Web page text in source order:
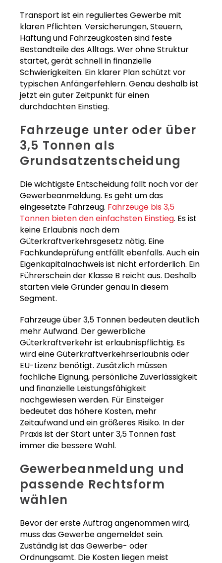
Transport ist ein reguliertes Gewerbe mit
klaren Pflichten. Versicherungen, Steuern,
Haftung und Fahrzeugkosten sind feste
Bestandteile des Alltags. Wer ohne Struktur
startet, gerät schnell in finanzielle
Schwierigkeiten. Ein klarer Plan schützt vor
typischen Anfängerfehlern. Genau deshalb ist
jetzt ein guter Zeitpunkt für einen
durchdachten Einstieg.
Fahrzeuge unter oder über
3,5 Tonnen als
Grundsatzentscheidung
Die wichtigste Entscheidung fällt noch vor der
Gewerbeanmeldung. Es geht um das
eingesetzte Fahrzeug. Fahrzeuge bis 3,5
Tonnen bieten den einfachsten Einstieg. Es ist
keine Erlaubnis nach dem
Güterkraftverkehrsgesetz nötig. Eine
Fachkundeprüfung entfällt ebenfalls. Auch ein
Eigenkapitalnachweis ist nicht erforderlich. Ein
Führerschein der Klasse B reicht aus. Deshalb
starten viele Gründer genau in diesem
Segment.
Fahrzeuge über 3,5 Tonnen bedeuten deutlich
mehr Aufwand. Der gewerbliche
Güterkraftverkehr ist erlaubnispflichtig. Es
wird eine Güterkraftverkehrserlaubnis oder
EU-Lizenz benötigt. Zusätzlich müssen
fachliche Eignung, persönliche Zuverlässigkeit
und finanzielle Leistungsfähigkeit
nachgewiesen werden. Für Einsteiger
bedeutet das höhere Kosten, mehr
Zeitaufwand und ein größeres Risiko. In der
Praxis ist der Start unter 3,5 Tonnen fast
immer die bessere Wahl.
Gewerbeanmeldung und
passende Rechtsform
wählen
Bevor der erste Auftrag angenommen wird,
muss das Gewerbe angemeldet sein.
Zuständig ist das Gewerbe- oder
Ordnungsamt. Die Kosten liegen meist